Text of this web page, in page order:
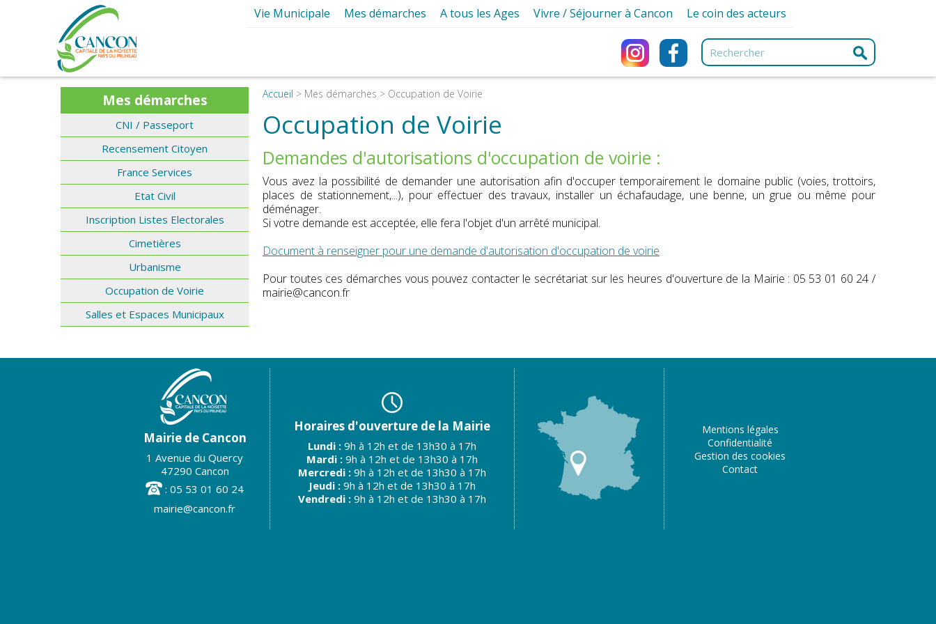
Vie Municipale
Présentation des élus
Les Commissions de travail
Les Maires de Cancon
Conseils municipaux
Les Services Municipaux
Le Budget
Les Grands Projets
Intercommunalité
Le journal de Cancon
Mes démarches
France Services
Inscription Listes Electorales
Cimetières
Urbanisme
Occupation de Voirie
Salles et Espaces Municipaux
A tous les Ages
Cantine scolaire
Transports scolaires
Personnes âgées
EHPAD Les Côteaux
Vivre / Séjourner à Cancon
Découvrir Cancon
Infos Pratiques
Aire de Camping Car
Culture
Stationnement
Le coin des acteurs
Associations
Artisans et Commerçants
Mes démarches
CNI / Passeport
Recensement Citoyen
France Services
Etat Civil
Inscription Listes Electorales
Cimetières
Urbanisme
Occupation de Voirie
Salles et Espaces Municipaux
Accueil > Mes démarches > Occupation de Voirie
Occupation de Voirie
Demandes d'autorisations d'occupation de voirie :
Vous avez la possibilité de demander une autorisation afin d'occuper temporairement le domaine public (voies, trottoirs,
places de stationnement,...), pour effectuer des travaux, installer un échafaudage, une benne, un grue ou même pour
déménager.
Si votre demande est acceptée, elle fera l'objet d'un arrêté municipal.
Document à renseigner pour une demande d'autorisation d'occupation de voirie
Pour toutes ces démarches vous pouvez contacter le secrétariat sur les heures d'ouverture de la Mairie : 05 53 01 60 24 /
mairie@cancon.fr
Mairie de Cancon
1 Avenue du Quercy
47290 Cancon
: 05 53 01 60 24
mairie@cancon.fr
Horaires d'ouverture de la Mairie
Lundi : 9h à 12h et de 13h30 à 17h
Mardi : 9h à 12h et de 13h30 à 17h
Mercredi : 9h à 12h et de 13h30 à 17h
Jeudi : 9h à 12h et de 13h30 à 17h
Vendredi : 9h à 12h et de 13h30 à 17h
Mentions légales
Confidentialité
Gestion des cookies
Contact